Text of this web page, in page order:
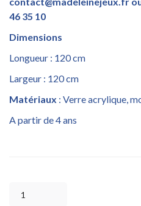
46 35 10
Dimensions
Longueur : 120 cm
Largeur : 120 cm
Matériaux : Verre acrylique,
A partir de 4 ans